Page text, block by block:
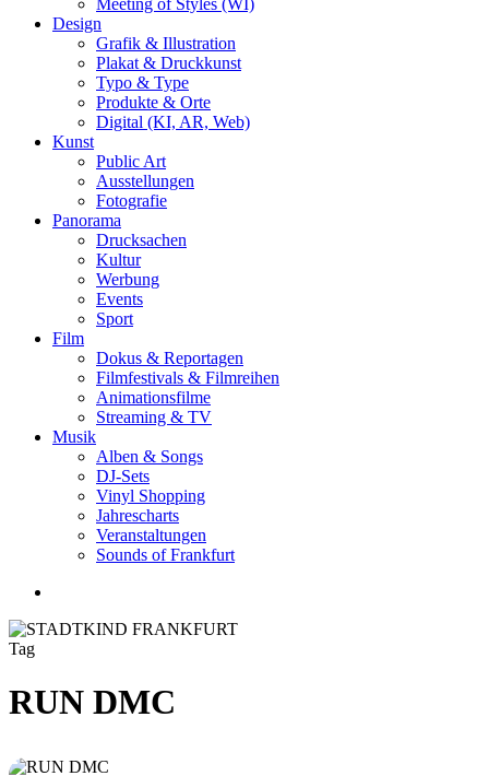
Meeting of Styles (WI)
Design
Grafik & Illustration
Plakat & Druckkunst
Typo & Type
Produkte & Orte
Digital (KI, AR, Web)
Kunst
Public Art
Ausstellungen
Fotografie
Panorama
Drucksachen
Kultur
Werbung
Events
Sport
Film
Dokus & Reportagen
Filmfestivals & Filmreihen
Animationsfilme
Streaming & TV
Musik
Alben & Songs
DJ-Sets
Vinyl Shopping
Jahrescharts
Veranstaltungen
Sounds of Frankfurt
Tag
RUN DMC